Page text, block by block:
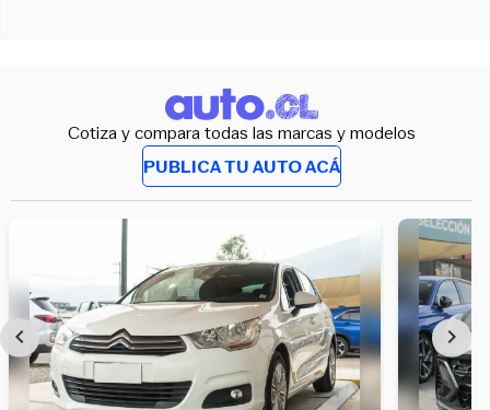
Cotiza y compara todas las marcas y modelos
PUBLICA TU AUTO ACÁ